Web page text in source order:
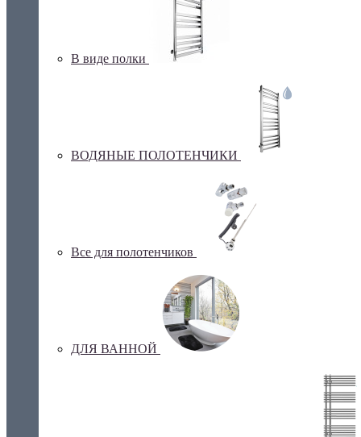
В виде полки
ВОДЯНЫЕ ПОЛОТЕНЧИКИ
Все для полотенчиков
ДЛЯ ВАННОЙ